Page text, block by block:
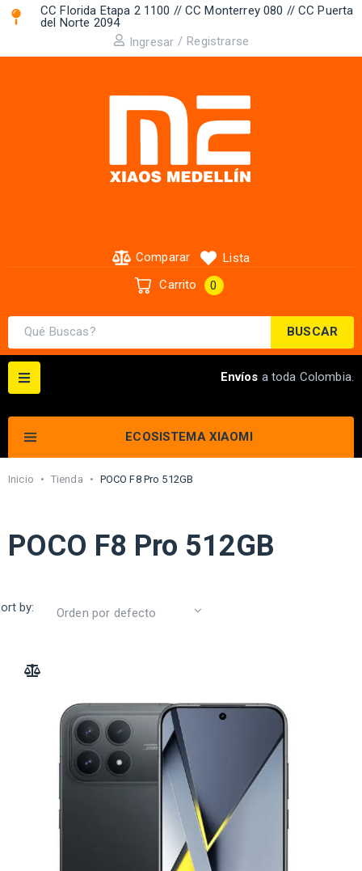
CC Florida Etapa 2 1100 // CC Monterrey 080 // CC Puerta
del Norte 2094 ​
Ingresar / Registrarse
BUSCAR
Comparar
Lista
Carrito
0
ECOSISTEMA XIAOMI
Envíos a toda Colombia.
Inicio • Tienda • POCO F8 Pro 512GB
POCO F8 Pro 512GB
by: